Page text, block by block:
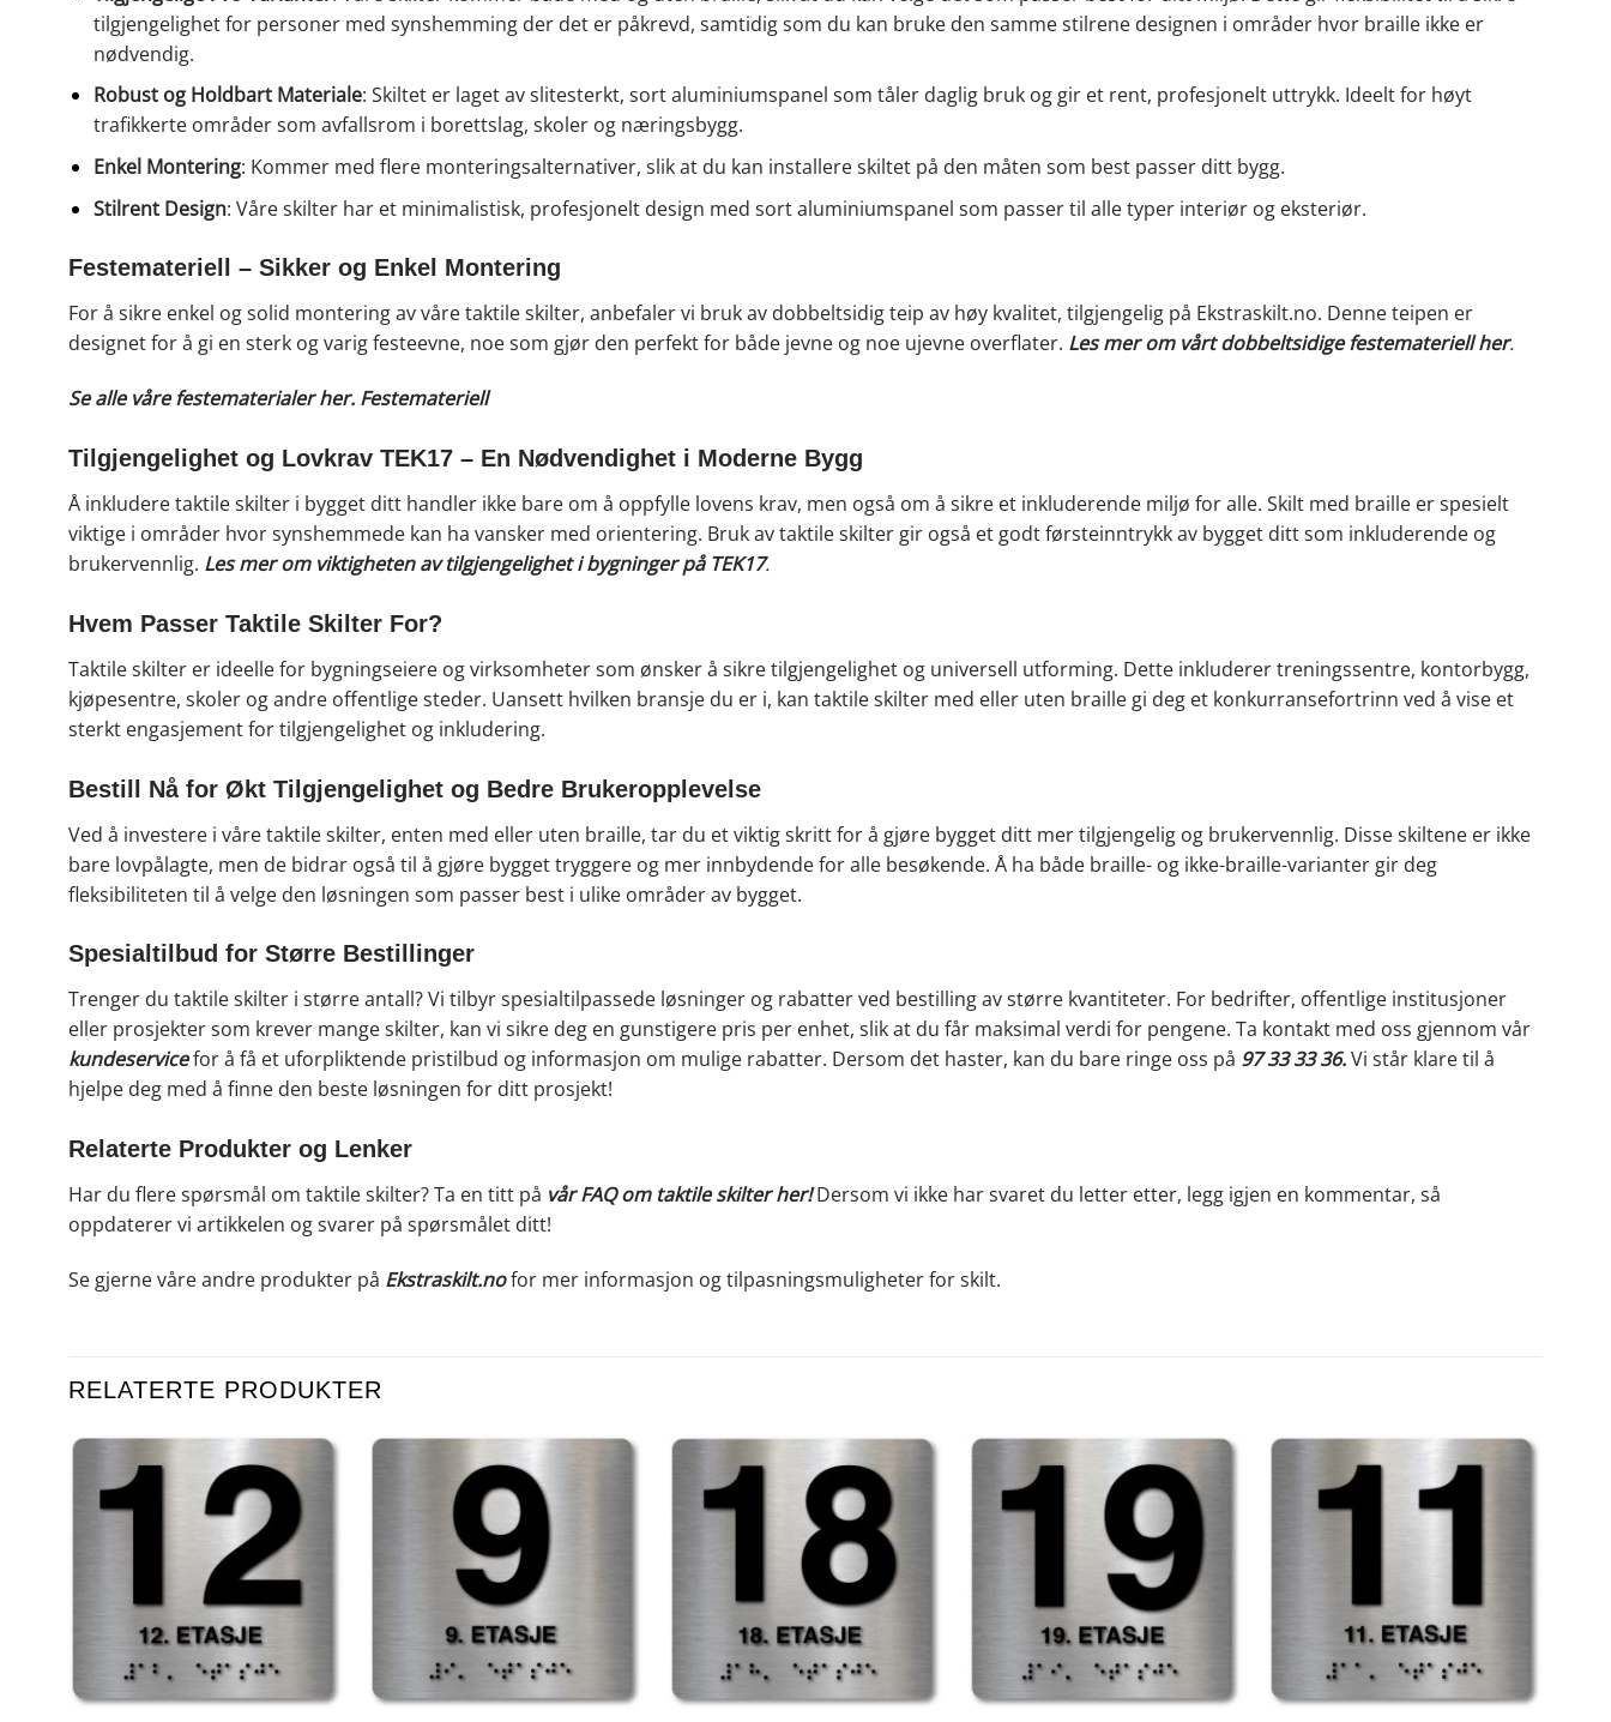
tilgjengelighet for personer med synshemming der det er påkrevd, samtidig som du kan bruke den samme stilrene designen i områder hvor braille ikke er
nødvendig.
Robust og Holdbart Materiale: Skiltet er laget av slitesterkt, sort aluminiumspanel som tåler daglig bruk og gir et rent, profesjonelt uttrykk. Ideelt for høyt
trafikkerte områder som avfallsrom i borettslag, skoler og næringsbygg.
Enkel Montering: Kommer med flere monteringsalternativer, slik at du kan installere skiltet på den måten som best passer ditt bygg.
Stilrent Design: Våre skilter har et minimalistisk, profesjonelt design med sort aluminiumspanel som passer til alle typer interiør og eksteriør.
Festemateriell – Sikker og Enkel Montering
For å sikre enkel og solid montering av våre taktile skilter, anbefaler vi bruk av dobbeltsidig teip av høy kvalitet, tilgjengelig på Ekstraskilt.no. Denne teipen er
designet for å gi en sterk og varig festeevne, noe som gjør den perfekt for både jevne og noe ujevne overflater. Les mer om vårt dobbeltsidige festemateriell her.
Se alle våre festematerialer her. Festemateriell
Tilgjengelighet og Lovkrav TEK17 – En Nødvendighet i Moderne Bygg
Å inkludere taktile skilter i bygget ditt handler ikke bare om å oppfylle lovens krav, men også om å sikre et inkluderende miljø for alle. Skilt med braille er spesielt
viktige i områder hvor synshemmede kan ha vansker med orientering. Bruk av taktile skilter gir også et godt førsteinntrykk av bygget ditt som inkluderende og
brukervennlig. Les mer om viktigheten av tilgjengelighet i bygninger på TEK17.
Hvem Passer Taktile Skilter For?
Taktile skilter er ideelle for bygningseiere og virksomheter som ønsker å sikre tilgjengelighet og universell utforming. Dette inkluderer treningssentre, kontorbygg,
kjøpesentre, skoler og andre offentlige steder. Uansett hvilken bransje du er i, kan taktile skilter med eller uten braille gi deg et konkurransefortrinn ved å vise et
sterkt engasjement for tilgjengelighet og inkludering.
Bestill Nå for Økt Tilgjengelighet og Bedre Brukeropplevelse
Ved å investere i våre taktile skilter, enten med eller uten braille, tar du et viktig skritt for å gjøre bygget ditt mer tilgjengelig og brukervennlig. Disse skiltene er ikke
bare lovpålagte, men de bidrar også til å gjøre bygget tryggere og mer innbydende for alle besøkende. Å ha både braille- og ikke-braille-varianter gir deg
fleksibiliteten til å velge den løsningen som passer best i ulike områder av bygget.
Spesialtilbud for Større Bestillinger
Trenger du taktile skilter i større antall? Vi tilbyr spesialtilpassede løsninger og rabatter ved bestilling av større kvantiteter. For bedrifter, offentlige institusjoner
eller prosjekter som krever mange skilter, kan vi sikre deg en gunstigere pris per enhet, slik at du får maksimal verdi for pengene. Ta kontakt med oss gjennom vår
kundeservicefor å få et uforpliktende pristilbud og informasjon om mulige rabatter. Dersom det haster, kan du bare ringe oss på 97 33 33 36.Vi står klare til å
hjelpe deg med å finne den beste løsningen for ditt prosjekt!
Relaterte Produkter og Lenker
Har du flere spørsmål om taktile skilter? Ta en titt på vår FAQ om taktile skilter her!Dersom vi ikke har svaret du letter etter, legg igjen en kommentar, så
oppdaterer vi artikkelen og svarer på spørsmålet ditt!
Se gjerne våre andre produkter på Ekstraskilt.nofor mer informasjon og tilpasningsmuligheter for skilt.
RELATERTE PRODUKTER